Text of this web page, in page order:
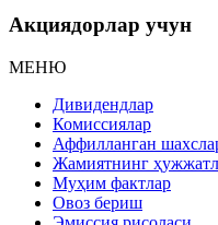
Акциядорлар учун
МЕНЮ
Дивидендлар
Комиссиялар
Аффилланган
Жамиятнинг
Муҳим фактлар
Овоз бериш